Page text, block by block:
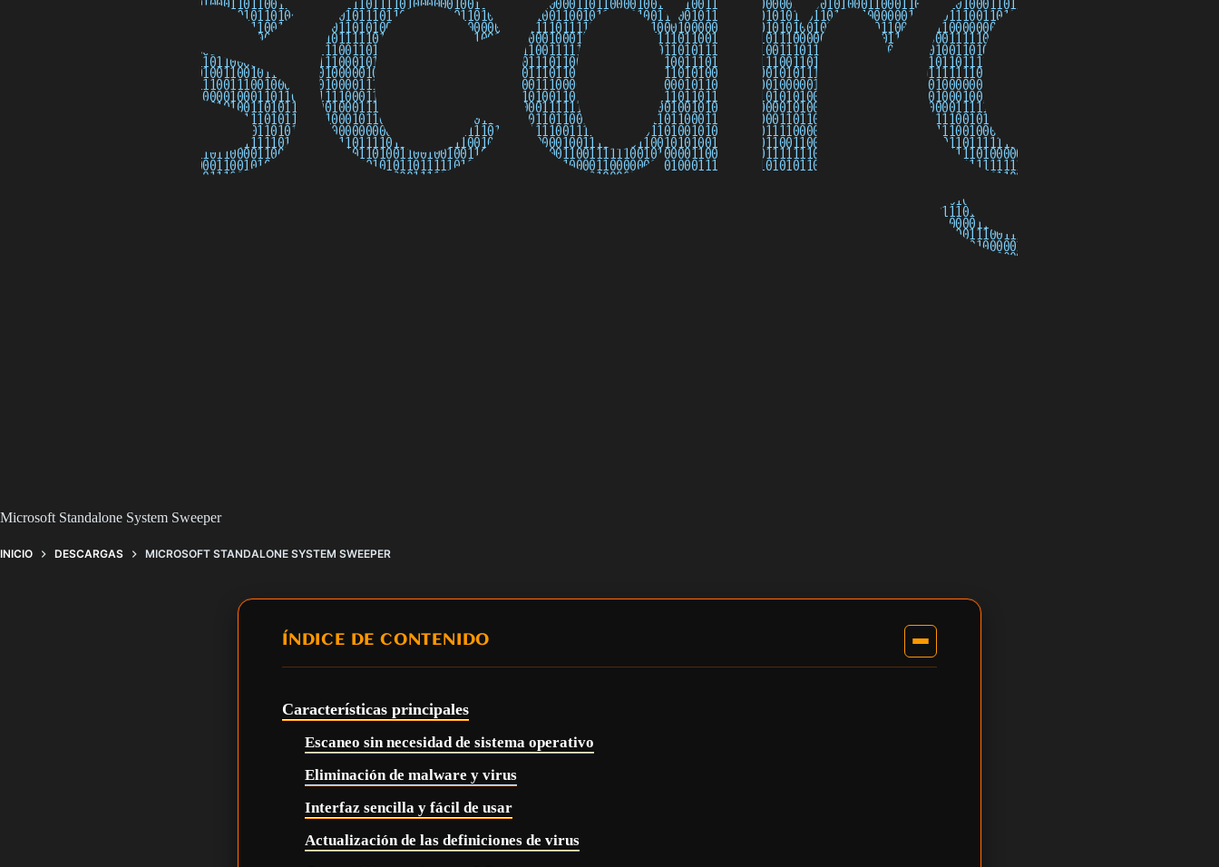
Microsoft Standalone System Sweeper
INICIO DESCARGAS MICROSOFT STANDALONE SYSTEM SWEEPER
ÍNDICE DE CONTENIDO
Características principales
Escaneo sin necesidad de sistema operativo
Eliminación de malware y virus
Interfaz sencilla y fácil de usar
Actualización de las definiciones de virus